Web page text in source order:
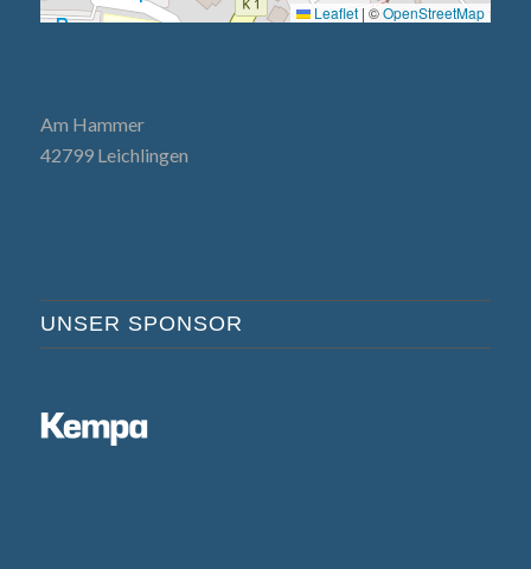
Leaflet | ©OpenStreetMap
Am Hammer
42799 Leichlingen
UNSER SPONSOR